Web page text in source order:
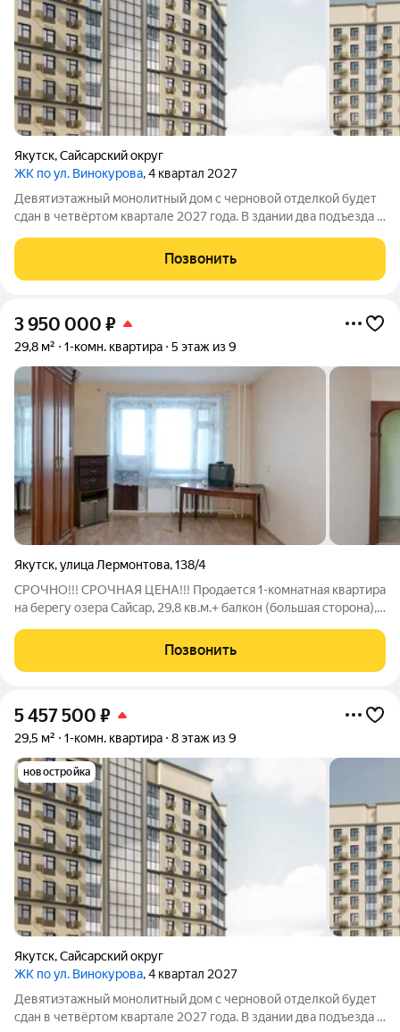
Якутск,Сайсарский округ
ЖК по ул. Винокурова, 4 квартал 2027
Девятиэтажный монолитный дом с черновой отделкой будет
сдан в четвёртом квартале 2027 года. В здании два подъезда и
обустроят детскую площадку, тротуар и наружное освещение,
предусмотрят много
Позвонить
3 950 000 ₽
29,8 м² 1-комн. квартира 5 этаж из 9
Якутск,улица Лермонтова,138/4
СРОЧНО!!! СРОЧНАЯ ЦЕНА!!! Продается 1-комнатная квартира
на берегу озера Сайсар, 29,8 кв.м.+ балкон (большая сторона),
в банке!!! Маткап не использовался! В шаговой доступности
Позвонить
5 457 500 ₽
29,5 м² 1-комн. квартира 8 этаж из 9
новостройка
Якутск,Сайсарский округ
ЖК по ул. Винокурова, 4 квартал 2027
Девятиэтажный монолитный дом с черновой отделкой будет
сдан в четвёртом квартале 2027 года. В здании два подъезда и